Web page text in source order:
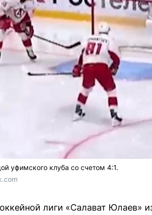
уфимского клуба со счетом 4:1.
лиги «Салават Юлаев»